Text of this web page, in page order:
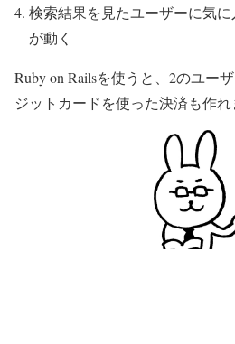
検索結果を見たユーザーに気
が動く
Ruby on Railsを使うと、2のユー
ジットカードを使った決済も作れ